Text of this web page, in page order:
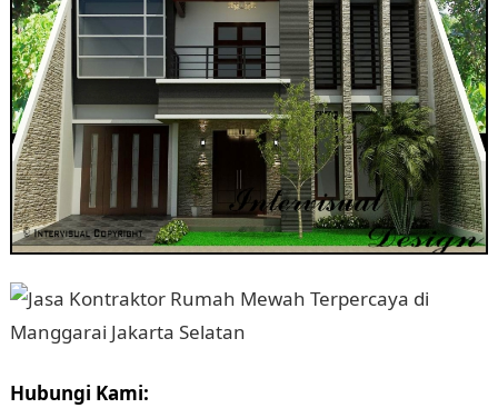
Hubungi Kami: